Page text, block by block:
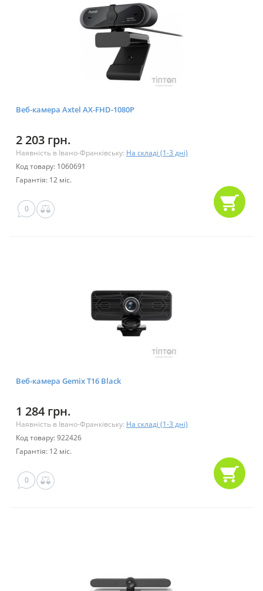
Веб-камера Axtel AX-FHD-1080P
2 203 грн.
Наявність в Івано-Франківську: На складі (1-3 дні)
Код товару: 1060691
Гарантія: 12 міс.
0
Веб-камера Gemix T16 Black
1 284 грн.
Наявність в Івано-Франківську: На складі (1-3 дні)
Код товару: 922426
Гарантія: 12 міс.
0